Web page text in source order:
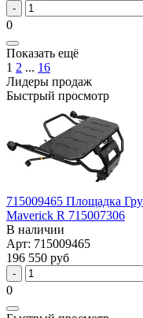
0
Показать ещё
1 2 ... 16
Лидеры продаж
Быстрый просмотр
715009465 Площадка
Maverick R 715007306
В наличии
Арт: 715009465
196 550 руб
0